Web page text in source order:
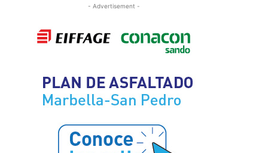
- Advertisement -